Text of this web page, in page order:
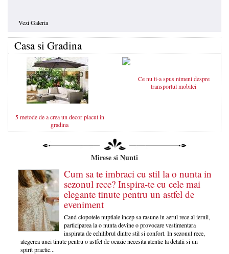
Vezi Galeria
Casa si Gradina
5 metode de a crea un decor placut in
gradina
Ce nu ti-a spus nimeni despre
transportul mobilei
Mirese si Nunti
Cum sa te imbraci cu stil la o nunta in
sezonul rece? Inspira-te cu cele mai
elegante tinute pentru un astfel de
eveniment
Cand clopotele nuptiale incep sa rasune in aerul rece al iernii,
participarea la o nunta devine o provocare vestimentara
inspirata de echilibrul dintre stil si confort. In sezonul rece,
alegerea unei tinute pentru o astfel de ocazie necesita atentie la detalii si un
spirit practic...